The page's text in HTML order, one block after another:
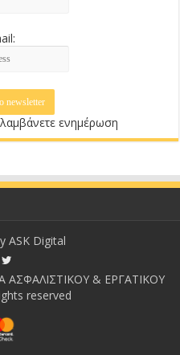
ενημέρωση
ASK Digital
ΑΣΦΑΛΙΣΤΙΚΟΥ & ΕΡΓΑΤΙΚΟΥ
reserved